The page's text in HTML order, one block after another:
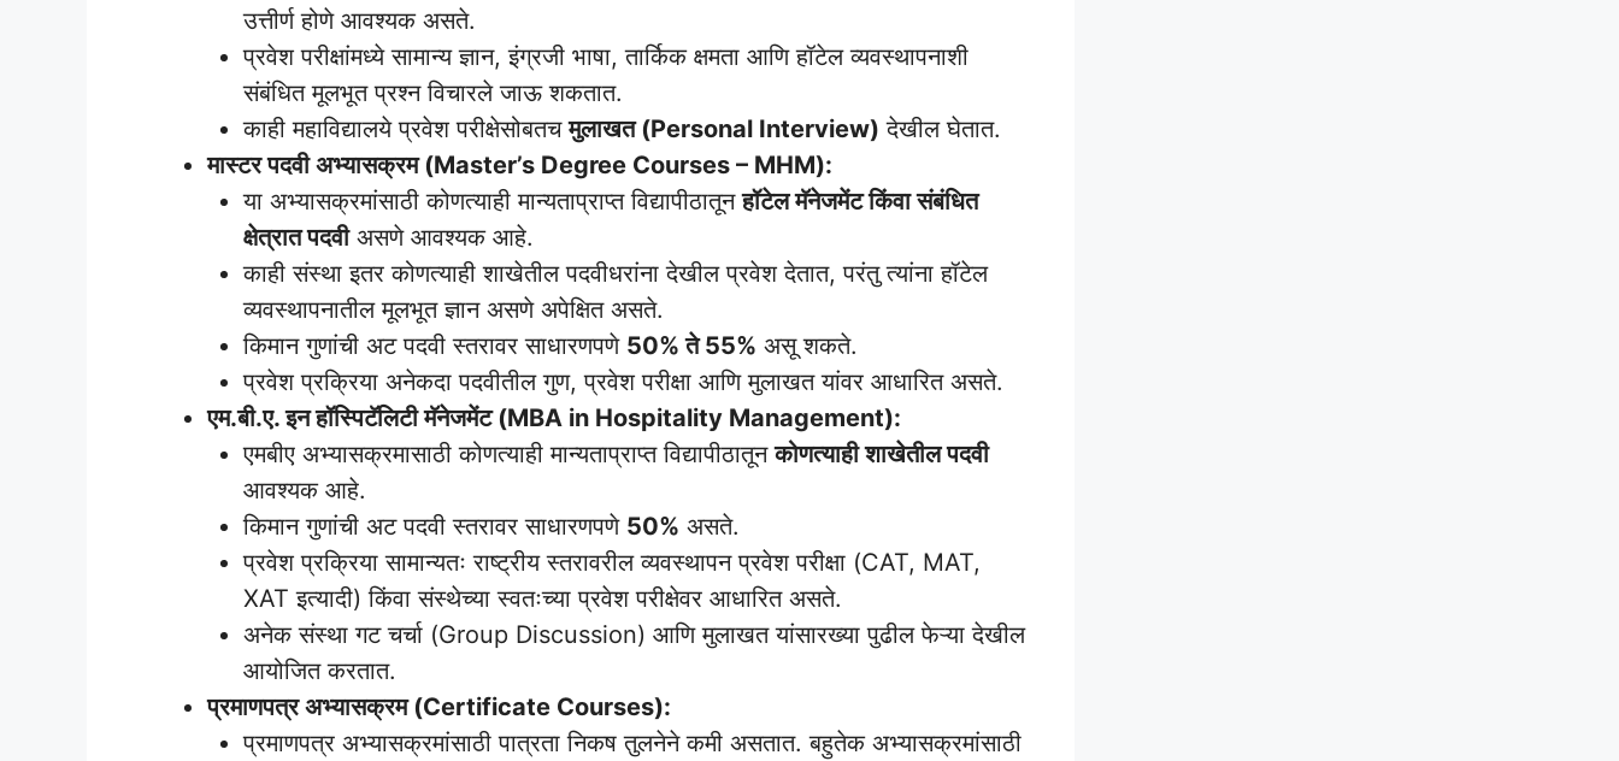
उत्तीर्ण होणे आवश्यक असते.
प्रवेश परीक्षांमध्ये सामान्य ज्ञान, इंग्रजी भाषा, तार्किक क्षमता आणि हॉटेल व्यवस्थापनाशी
संबंधित मूलभूत प्रश्न विचारले जाऊ शकतात.
काही महाविद्यालये प्रवेश परीक्षेसोबतचमुलाखत (Personal Interview) देखील घेतात.
मास्टर पदवी अभ्यासक्रम (Master’s Degree Courses – MHM):
या अभ्यासक्रमांसाठी कोणत्याही मान्यताप्राप्त विद्यापीठातूनहॉटेल मॅनेजमेंट किंवा संबंधित
क्षेत्रात पदवीअसणे आवश्यक आहे.
काही संस्था इतर कोणत्याही शाखेतील पदवीधरांना देखील प्रवेश देतात, परंतु त्यांना हॉटेल
व्यवस्थापनातील मूलभूत ज्ञान असणे अपेक्षित असते.
किमान गुणांची अट पदवी स्तरावर साधारणपणे 50% ते 55% असू शकते.
प्रवेश प्रक्रिया अनेकदा पदवीतील गुण, प्रवेश परीक्षा आणि मुलाखत यांवर आधारित असते.
एम.बी.ए. इन हॉस्पिटॅलिटी मॅनेजमेंट (MBA in Hospitality Management):
एमबीए अभ्यासक्रमासाठी कोणत्याही मान्यताप्राप्त विद्यापीठातूनकोणत्याही शाखेतील पदवी
आवश्यक आहे.
किमान गुणांची अट पदवी स्तरावर साधारणपणे 50% असते.
प्रवेश प्रक्रिया सामान्यतः राष्ट्रीय स्तरावरील व्यवस्थापन प्रवेश परीक्षा (CAT, MAT,
XAT इत्यादी) किंवा संस्थेच्या स्वतःच्या प्रवेश परीक्षेवर आधारित असते.
अनेक संस्था गट चर्चा (Group Discussion) आणि मुलाखत यांसारख्या पुढील फेऱ्या देखील
आयोजित करतात.
प्रमाणपत्र अभ्यासक्रम (Certificate Courses):
प्रमाणपत्र अभ्यासक्रमांसाठी पात्रता निकष तुलनेने कमी असतात. बहुतेक अभ्यासक्रमांसाठी